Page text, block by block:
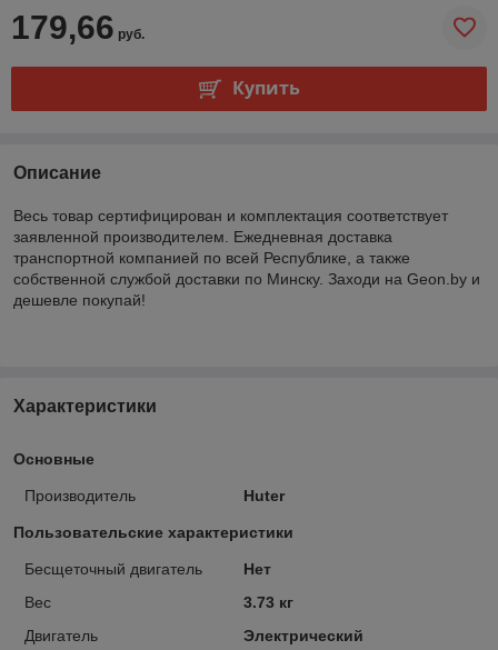
179,66 руб.
Купить
Описание
Весь товар сертифицирован и комплектация соответствует
заявленной производителем. Ежедневная доставка
транспортной компанией по всей Республике, а также
собственной службой доставки по Минску. Заходи на Geon.by и
дешевле покупай!
Характеристики
Основные
Производитель Huter
Пользовательские характеристики
Бесщеточный двигатель
Нет
Вес
3.73 кг
Двигатель
Электрический